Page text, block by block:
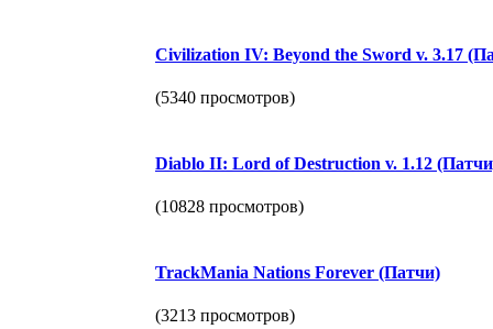
Civilization IV: Beyond the Sword v. 3.17
(5340 просмотров)
Diablo II: Lord of Destruction v. 1.12
(10828 просмотров)
TrackMania Nations Forever (Патчи)
(3213 просмотров)